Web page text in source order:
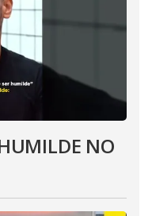
NO